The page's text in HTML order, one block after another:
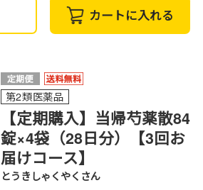
カートに入れる
第2類医薬品
【定期購入】当帰芍薬散84
錠×4袋（28日分）【3回お
届けコース】
とうきしゃくやくさん